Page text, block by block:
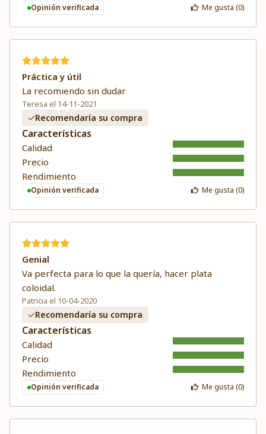
Opinión verificada Me gusta (0)
Práctica y útil
La recomiendo sin dudar
Teresa el 14-11-2021
Recomendaría su compra
Características
Calidad
Precio
Rendimiento
Opinión verificada Me gusta (0)
Genial
Va perfecta para lo que la quería, hacer plata
coloidal.
Patricia el 10-04-2020
Recomendaría su compra
Características
Calidad
Precio
Rendimiento
Opinión verificada Me gusta (0)